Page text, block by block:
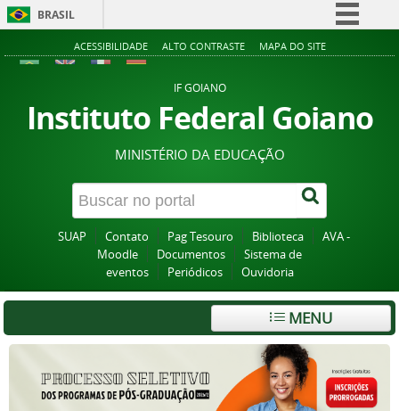
BRASIL
Simplifique!
Acesso à informação
Legislação
Canais
ACESSIBILIDADE ALTO CONTRASTE MAPA DO SITE
IF GOIANO
Instituto Federal Goiano
MINISTÉRIO DA EDUCAÇÃO
SUAP Contato Pag Tesouro Biblioteca
AVA -
Moodle
Documentos
Sistema de
eventos
Periódicos Ouvidoria
MENU